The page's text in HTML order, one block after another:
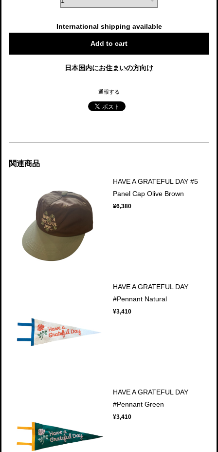
International shipping available
Add to cart
日本国内にお住まいの方向け
通報する
関連商品
HAVE A GRATEFUL DAY #5
Panel Cap Olive Brown
¥6,380
HAVE A GRATEFUL DAY
#Pennant Natural
¥3,410
HAVE A GRATEFUL DAY
#Pennant Green
¥3,410